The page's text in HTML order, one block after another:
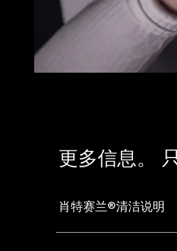
更多信息。
肖特赛兰®清洁说明